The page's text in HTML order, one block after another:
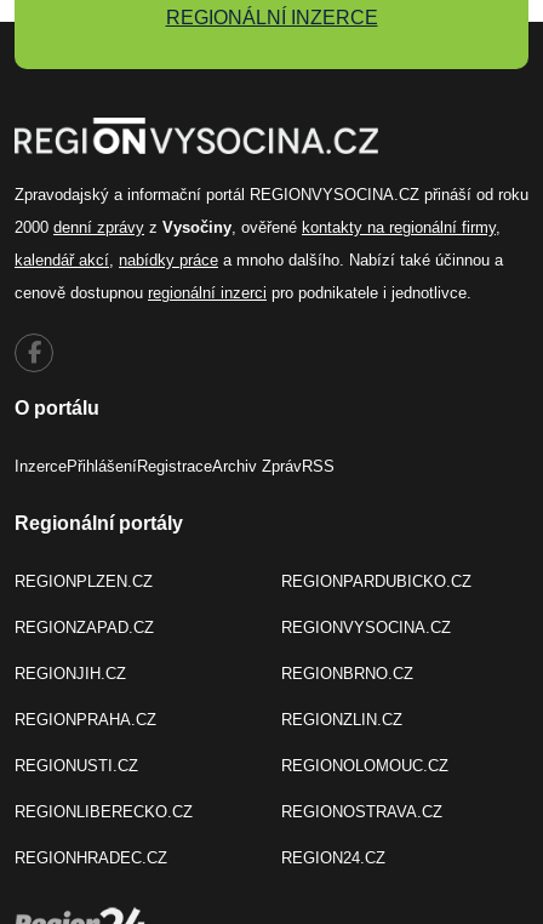
REGIONÁLNÍ INZERCE
Zpravodajský a informační portál REGIONVYSOCINA.CZ přináší od roku
2000 denní zprávy z Vysočiny , ověřené kontakty na regionální firmy,
kalendář akcí nabídky práce a mnoho dalšího. Nabízí také účinnou a
cenově dostupnou regionální inzerci pro podnikatele i jednotlivce.
O portálu
InzercePřihlášeníRegistraceArchiv ZprávRSS
Regionální portály
REGIONPLZEN.CZ
REGIONZAPAD.CZ
REGIONJIH.CZ
REGIONPRAHA.CZ
REGIONUSTI.CZ
REGIONLIBERECKO.CZ
REGIONHRADEC.CZ
REGIONPARDUBICKO.CZ
REGIONVYSOCINA.CZ
REGIONBRNO.CZ
REGIONZLIN.CZ
REGIONOLOMOUC.CZ
REGIONOSTRAVA.CZ
REGION24.CZ